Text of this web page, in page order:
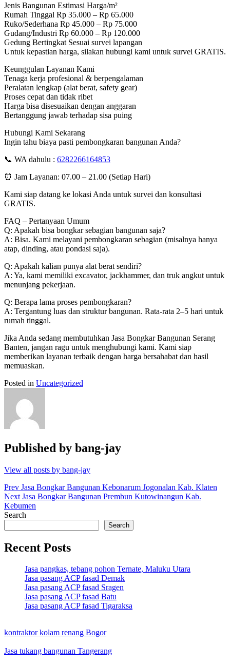
Jenis Bangunan Estimasi Harga/m²
Rumah Tinggal Rp 35.000 – Rp 65.000
Ruko/Sederhana Rp 45.000 – Rp 75.000
Gudang/Industri Rp 60.000 – Rp 120.000
Gedung Bertingkat Sesuai survei lapangan
Untuk kepastian harga, silakan hubungi kami untuk survei GRATIS.
Keunggulan Layanan Kami
Tenaga kerja profesional & berpengalaman
Peralatan lengkap (alat berat, safety gear)
Proses cepat dan tidak ribet
Harga bisa disesuaikan dengan anggaran
Bertanggung jawab terhadap sisa puing
Hubungi Kami Sekarang
Ingin tahu biaya pasti pembongkaran bangunan Anda?
📞 WA dahulu : 6282266164853
⏰ Jam Layanan: 07.00 – 21.00 (Setiap Hari)
Kami siap datang ke lokasi Anda untuk survei dan konsultasi
GRATIS.
FAQ – Pertanyaan Umum
Q: Apakah bisa bongkar sebagian bangunan saja?
A: Bisa. Kami melayani pembongkaran sebagian (misalnya hanya
atap, dinding, atau pondasi saja).
Q: Apakah kalian punya alat berat sendiri?
A: Ya, kami memiliki excavator, jackhammer, dan truk angkut untuk
menunjang pekerjaan.
Q: Berapa lama proses pembongkaran?
A: Tergantung luas dan struktur bangunan. Rata-rata 2–5 hari untuk
rumah tinggal.
Jika Anda sedang membutuhkan Jasa Bongkar Bangunan Serang
Banten, jangan ragu untuk menghubungi kami. Kami siap
memberikan layanan terbaik dengan harga bersahabat dan hasil
memuaskan.
Posted in Uncategorized
Published by bang-jay
View all posts by bang-jay
Post
navigation
Prev Jasa Bongkar Bangunan Kebonarum Jogonalan Kab. Klaten
Next Jasa Bongkar Bangunan Prembun Kutowinangun Kab.
Kebumen
Search
Search
Recent Posts
Jasa pangkas, tebang pohon Ternate, Maluku Utara
Jasa pasang ACP fasad Demak
Jasa pasang ACP fasad Sragen
Jasa pasang ACP fasad Batu
Jasa pasang ACP fasad Tigaraksa
kontraktor kolam renang Bogor
Jasa tukang bangunan Tangerang